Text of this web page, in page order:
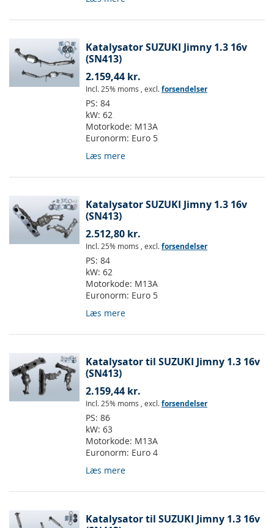
Katalysator SUZUKI Jimny 1.3 16v
(SN413)
2.159,44 kr.
Incl. 25% moms , excl.forsendelser
PS: 84
kW: 62
Motorkode: M13A
Euronorm: Euro 5
Læs mere
Katalysator SUZUKI Jimny 1.3 16v
(SN413)
2.512,80 kr.
Incl. 25% moms , excl.forsendelser
PS: 84
kW: 62
Motorkode: M13A
Euronorm: Euro 5
Læs mere
Katalysator til SUZUKI Jimny 1.3 16v
(SN413)
2.159,44 kr.
Incl. 25% moms , excl.forsendelser
PS: 86
kW: 63
Motorkode: M13A
Euronorm: Euro 4
Læs mere
Katalysator til SUZUKI Jimny 1.3 16v